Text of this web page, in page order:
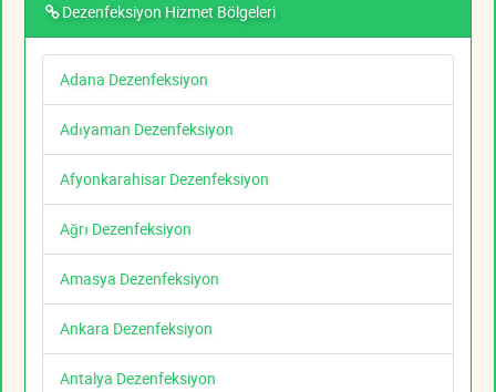
Dezenfeksiyon Hizmet Bölgeleri
Adana Dezenfeksiyon
Adıyaman Dezenfeksiyon
Afyonkarahisar Dezenfeksiyon
Ağrı Dezenfeksiyon
Amasya Dezenfeksiyon
Ankara Dezenfeksiyon
Antalya Dezenfeksiyon